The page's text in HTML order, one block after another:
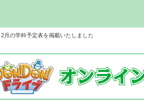
2月の学科予定表を掲載いたしました